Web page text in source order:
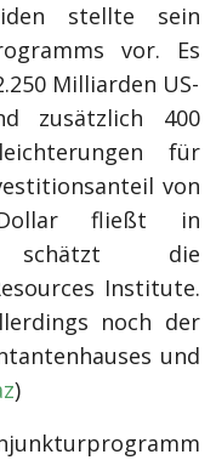
stellte sein
vor. Es
Milliarden US-
zusätzlich 400
für
von
fließt in
schätzt die
Institute.
noch der
und
)